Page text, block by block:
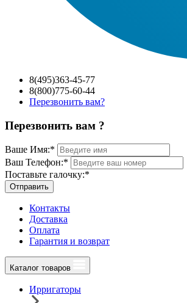
8(495)363-45-77
8(800)775-60-44
Перезвонить вам?
Перезвонить вам ?
Ваше Имя:*
Ваш Телефон:*
Поставьте галочку:*
Отправить
Контакты
Доставка
Оплата
Гарантия и возврат
Каталог товаров
Ирригаторы